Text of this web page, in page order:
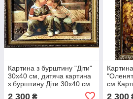
Картина з бурштину "Діти"
30x40 см, дитяча картина
з бурштину Діти 30x40 см
2 300 ₴
см
2 300